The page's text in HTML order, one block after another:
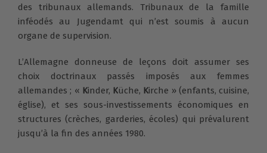
des tribunaux allemands. Tribunaux de la famille
inféodés au Jugendamt qui n’est soumis à aucun
organe de supervision.
L’Allemagne donneuse de leçons doit assumer ses
choix doctrinaux passés imposés aux femmes
allemandes ; « Kinder, Küche, Kirche » (enfants, cuisine,
église), et ses sous-investissements économiques en
structures (crèches, garderies, écoles) qui prévalurent
jusqu’à la fin des années 1980.